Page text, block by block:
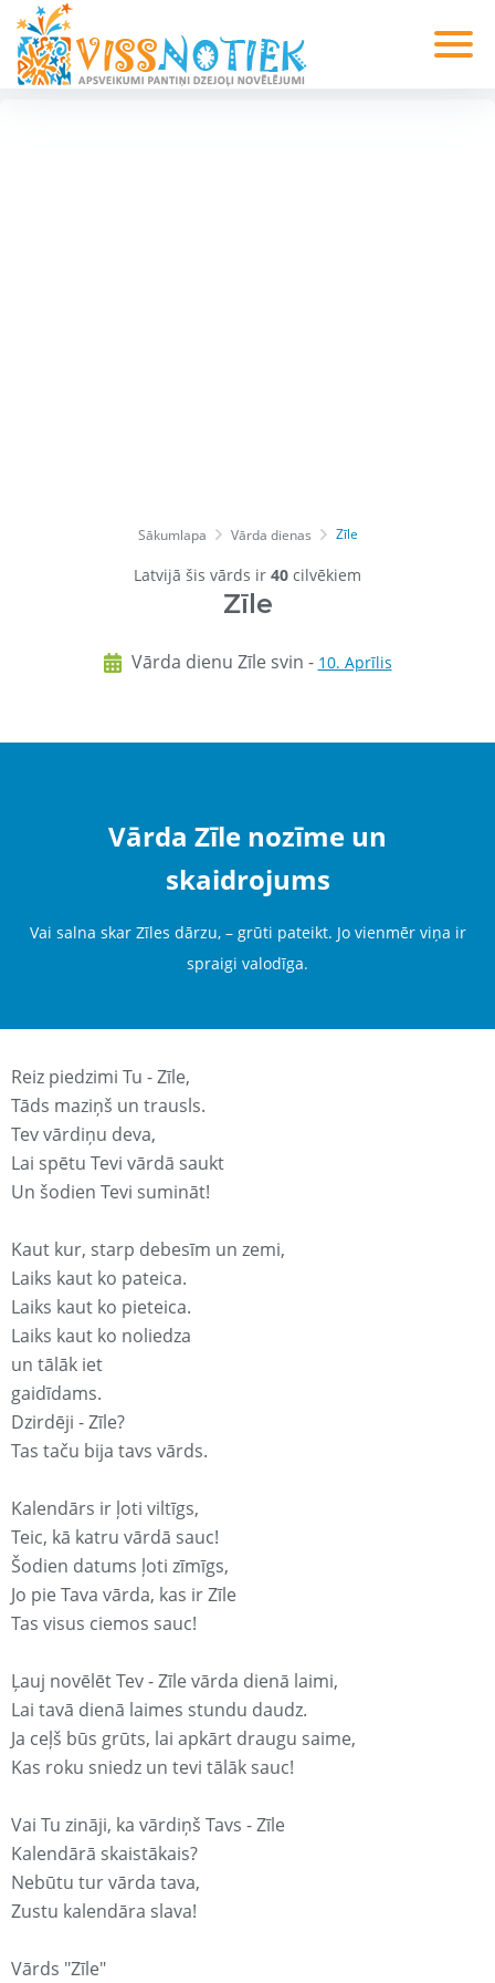
Sākumlapa Vārda dienas Zīle
Latvijā šis vārds ir 40 cilvēkiem
Zīle
Vārda dienu Zīle svin - 10. Aprīlis
Vārda Zīle nozīme un
skaidrojums
Vai salna skar Zīles dārzu, – grūti pateikt. Jo vienmēr viņa ir
spraigi valodīga.
Reiz piedzimi Tu - Zīle,
Tāds maziņš un trausls.
Tev vārdiņu deva,
Lai spētu Tevi vārdā saukt
Un šodien Tevi sumināt!
Kaut kur, starp debesīm un zemi,
Laiks kaut ko pateica.
Laiks kaut ko pieteica.
Laiks kaut ko noliedza
un tālāk iet
gaidīdams.
Dzirdēji - Zīle?
Tas taču bija tavs vārds.
Kalendārs ir ļoti viltīgs,
Teic, kā katru vārdā sauc!
Šodien datums ļoti zīmīgs,
Jo pie Tava vārda, kas ir Zīle
Tas visus ciemos sauc!
Ļauj novēlēt Tev - Zīle vārda dienā laimi,
Lai tavā dienā laimes stundu daudz.
Ja ceļš būs grūts, lai apkārt draugu saime,
Kas roku sniedz un tevi tālāk sauc!
Vai Tu zināji, ka vārdiņš Tavs - Zīle
Kalendārā skaistākais?
Nebūtu tur vārda tava,
Zustu kalendāra slava!
Vārds "Zīle"